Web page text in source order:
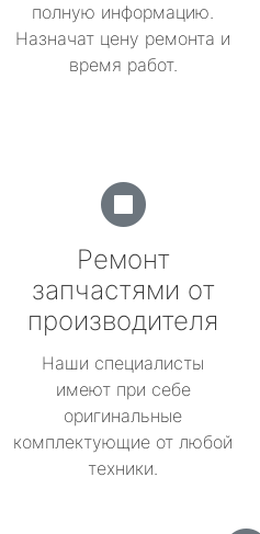
полную информацию.
Назначат цену ремонта и
время работ.
Ремонт
запчастями от
производителя
Наши специалисты
имеют при себе
оригинальные
комплектующие от любой
техники.